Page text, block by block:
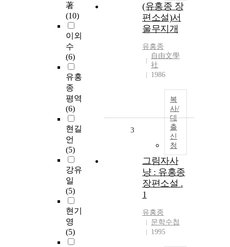
著
(10)
이외
수
(6)
유홍
종
평역
(6)
현길
언
(5)
강유
일
(5)
현기
영
(5)
(유홍종 장
편소설)서
울무지개
유홍종
自由文學
社
1986
복
사/
대
출
신
청
3
그림자사
냥 : 유홍종
장편소설 .
1
유홍종
문학수첩
1995